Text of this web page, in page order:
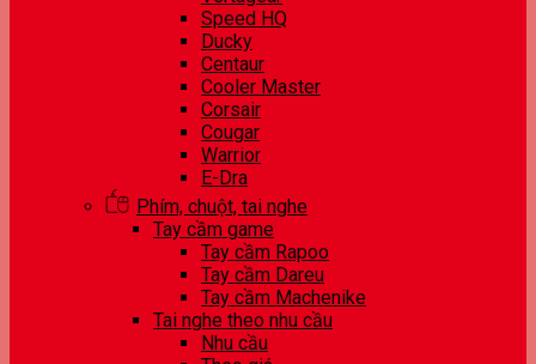
Speed HQ
Ducky
Centaur
Cooler Master
Corsair
Cougar
Warrior
E-Dra
Phím, chuột, tai nghe
Tay cầm game
Tay cầm Rapoo
Tay cầm Dareu
Tay cầm Machenike
Tai nghe theo nhu cầu
Nhu cầu